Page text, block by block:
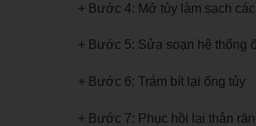
+ Bước 4: Mở tủy làm sạch
+ Bước 5: Sửa soạn hệ thống
+ Bước 6: Trám bít lại ống tủy
+ Bước 7: Phục hồi lại thân